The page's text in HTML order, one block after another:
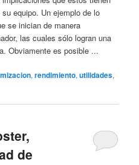
equipo. Un ejemplo de lo
se inician de manera
las cuales sólo logran una
Obviamente es posible ...
,rendimiento,utilidades,
de